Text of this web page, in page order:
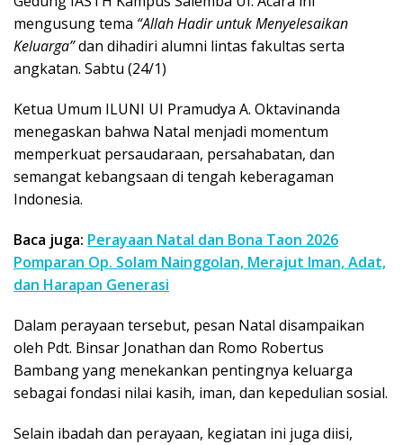
mengusung tema “Allah Hadir untuk Menyelesaikan
Keluarga”dan dihadiri alumni lintas fakultas serta
angkatan. Sabtu (24/1)
Ketua Umum ILUNI UI Pramudya A. Oktavinanda
menegaskan bahwa Natal menjadi momentum
memperkuat persaudaraan, persahabatan, dan
semangat kebangsaan di tengah keberagaman
Indonesia.
Baca juga: Perayaan Natal dan Bona Taon 2026
Pomparan Op. Solam Nainggolan, Merajut Iman, Adat,
dan Harapan Generasi
Dalam perayaan tersebut, pesan Natal disampaikan
oleh Pdt. Binsar Jonathan dan Romo Robertus
Bambang yang menekankan pentingnya keluarga
sebagai fondasi nilai kasih, iman, dan kepedulian sosial.
Selain ibadah dan perayaan, kegiatan ini juga diisi,